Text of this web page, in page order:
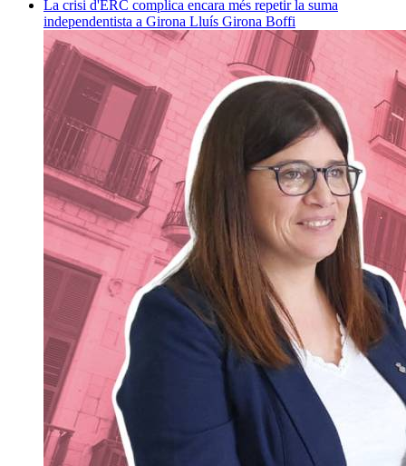
La crisi d'ERC complica encara més repetir la suma
independentista a Girona Lluís Girona Boffi